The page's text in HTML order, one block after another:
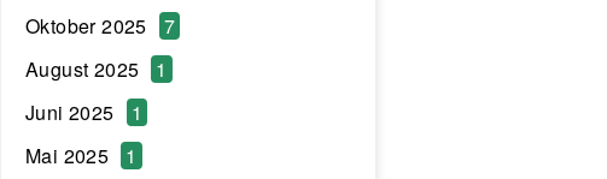
Oktober 2025
7
August 2025
1
Juni 2025
1
Mai 2025
1